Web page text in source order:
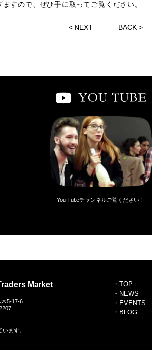
すので、ぜひ手に取ってご覧ください。
< NEXT BACK >
You Tubeチャンネルご覧ください！
Market
木5-17-6
ます。
・TOP
・NEWS
・EVENTS
・BLOG